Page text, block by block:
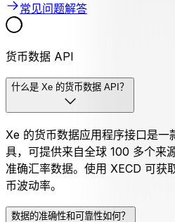
常见问题解答
货币数据 API
什么是 Xe 的货币数据 API？
Xe 的货币数据应用程序接口是一
具，可提供来自全球 100 多个来
准确汇率数据。使用 XECD 可获
币波动率。
数据的准确性和可靠性如何？